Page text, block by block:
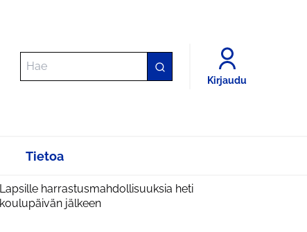
Kirjaudu
Tietoa
Lapsille harrastusmahdollisuuksia heti
koulupäivän jälkeen